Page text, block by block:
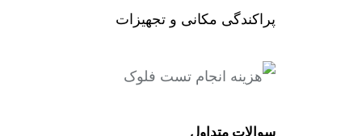
پراکندگی مکانی و تجهیزات
سوالات متداول